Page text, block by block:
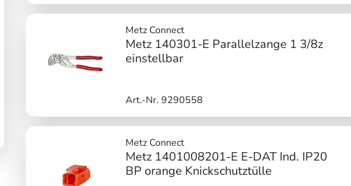
Metz Connect
Metz 140301-E Parallelzange 1 3/8z
einstellbar
Art.-Nr. 9290558
Metz Connect
Metz 1401008201-E E-DAT Ind. IP20
BP orange Knickschutztülle